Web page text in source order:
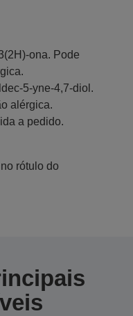
ona. Pode
5-yne-4,7-diol.
alérgica.
a pedido.
rótulo do